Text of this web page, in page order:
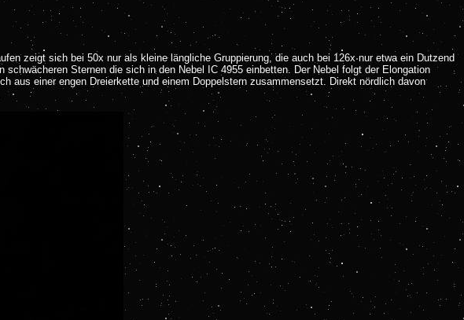
zeigt sich bei 50x nur als kleine längliche Gruppierung, die auch bei 126x nur etwa ein Dutzend
Sternen die sich in den Nebel IC 4955 einbetten. Der Nebel folgt der Elongation
aus einer engen Dreierkette und einem Doppelstern zusammensetzt. Direkt nördlich davon